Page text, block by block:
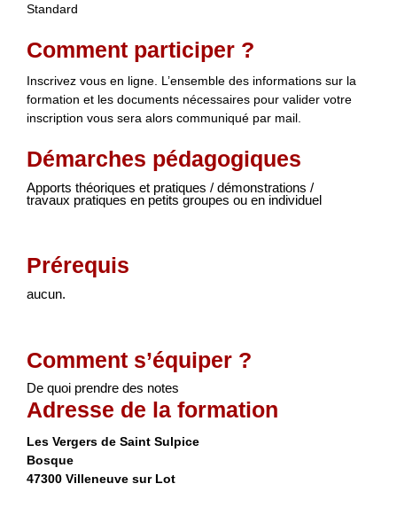
Standard
Comment participer ?
Inscrivez vous en ligne. L’ensemble des informations sur la
formation et les documents nécessaires pour valider votre
inscription vous sera alors communiqué par mail.
Démarches pédagogiques
Apports théoriques et pratiques / démonstrations /
travaux pratiques en petits groupes ou en individuel
Prérequis
aucun.
Comment s’équiper ?
De quoi prendre des notes
Adresse de la formation
Les Vergers de Saint Sulpice
Bosque
47300 Villeneuve sur Lot